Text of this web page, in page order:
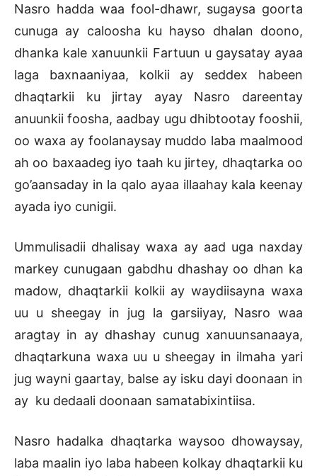
Nasro hadda waa fool-dhawr, sugaysa goorta
cunuga ay caloosha ku hayso dhalan doono,
dhanka kale xanuunkii Fartuun u gaysatay ayaa
laga baxnaaniyaa, kolkii ay seddex habeen
dhaqtarkii ku jirtay ayay Nasro dareentay
anuunkii foosha, aadbay ugu dhibtootay fooshii,
oo waxa ay foolanaysay muddo laba maalmood
ah oo baxaadeg iyo taah ku jirtey, dhaqtarka oo
go’aansaday in la qalo ayaa illaahay kala keenay
ayada iyo cunigii.
Ummulisadii dhalisay waxa ay aad uga naxday
markey cunugaan gabdhu dhashay oo dhan ka
madow, dhaqtarkii kolkii ay waydiisayna waxa
uu u sheegay in jug la garsiiyay, Nasro waa
aragtay in ay dhashay cunug xanuunsanaaya,
dhaqtarkuna waxa uu u sheegay in ilmaha yari
jug wayni gaartay, balse ay isku dayi doonaan in
ay ku dedaali doonaan samatabixintiisa.
Nasro hadalka dhaqtarka waysoo dhowaysay,
laba maalin iyo laba habeen kolkay dhaqtarkii ku